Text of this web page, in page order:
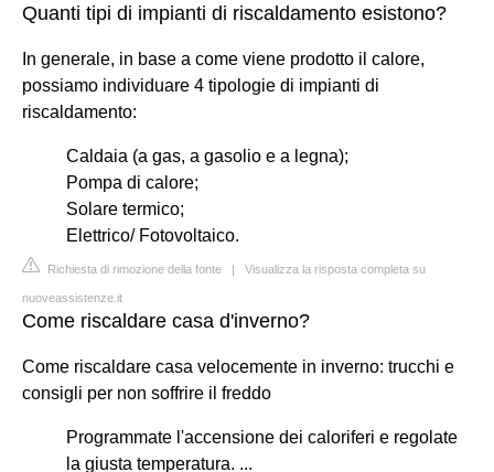
Quanti tipi di impianti di riscaldamento esistono?
In generale, in base a come viene prodotto il calore,
possiamo individuare 4 tipologie di impianti di
riscaldamento:
Caldaia (a gas, a gasolio e a legna);
Pompa di calore;
Solare termico;
Elettrico/ Fotovoltaico.
Richiesta di rimozione della fonte | Visualizza la risposta completa su
nuoveassistenze.it
Come riscaldare casa d'inverno?
Come riscaldare casa velocemente in inverno: trucchi e
consigli per non soffrire il freddo
Programmate l'accensione dei caloriferi e regolate
la giusta temperatura. ...